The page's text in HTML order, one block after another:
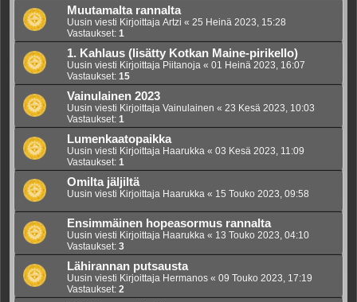
Muutamalta rannalta
Uusin viesti Kirjoittaja Artzi « 25 Heinä 2023, 15:28
Vastaukset: 1
1. Kahlaus (lisätty Kotkan Maine-pirikello)
Uusin viesti Kirjoittaja Piitanoja « 01 Heinä 2023, 16:07
Vastaukset: 15
Vainulainen 2023
Uusin viesti Kirjoittaja Vainulainen « 23 Kesä 2023, 10:03
Vastaukset: 1
Lumenkaatopaikka
Uusin viesti Kirjoittaja Haarukka « 03 Kesä 2023, 11:09
Vastaukset: 1
Omilta jäljiltä
Uusin viesti Kirjoittaja Haarukka « 15 Touko 2023, 09:58
Ensimmäinen hopeasormus rannalta
Uusin viesti Kirjoittaja Haarukka « 13 Touko 2023, 04:10
Vastaukset: 3
Lähirannan putsausta
Uusin viesti Kirjoittaja Hermanos « 09 Touko 2023, 17:19
Vastaukset: 2